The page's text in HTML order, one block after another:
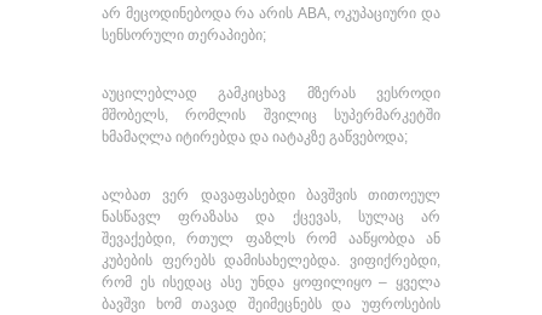
არ მეცოდინებოდა რა არის ABA, ოკუპაციური და
სენსორული თერაპიები;
აუცილებლად გამკიცხავ მზერას ვესროდი
მშობელს, რომლის შვილიც სუპერმარკეტში
ხმამაღლა იტირებდა და იატაკზე გაწვებოდა;
ალბათ ვერ დავაფასებდი ბავშვის თითოეულ
ნასწავლ ფრაზასა და ქცევას, სულაც არ
შევაქებდი, რთულ ფაზლს რომ ააწყობდა ან
კუბების ფერებს დამისახელებდა. ვიფიქრებდი,
რომ ეს ისედაც ასე უნდა ყოფილიყო – ყველა
ბავშვი ხომ თავად შეიმეცნებს და უფროსების